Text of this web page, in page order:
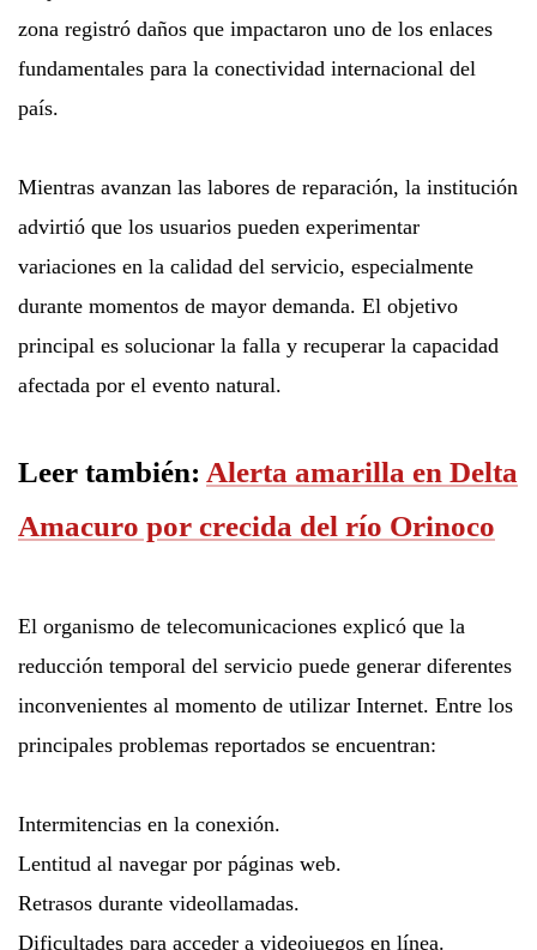
zona registró daños que impactaron uno de los enlaces
fundamentales para la conectividad internacional del
país.
Mientras avanzan las labores de reparación, la institución
advirtió que los usuarios pueden experimentar
variaciones en la calidad del servicio, especialmente
durante momentos de mayor demanda. El objetivo
principal es solucionar la falla y recuperar la capacidad
afectada por el evento natural.
Leer también: Alerta amarilla en Delta
Amacuro por crecida del río Orinoco
El organismo de telecomunicaciones explicó que la
reducción temporal del servicio puede generar diferentes
inconvenientes al momento de utilizar Internet. Entre los
principales problemas reportados se encuentran:
Intermitencias en la conexión.
Lentitud al navegar por páginas web.
Retrasos durante videollamadas.
Dificultades para acceder a videojuegos en línea.